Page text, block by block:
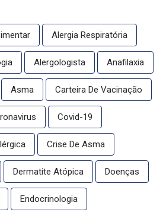
Alergia Respiratória
Alergologista Anafilaxia
Asma Carteira De Vacinação
Covid-19
Crise De Asma
Dermatite Atópica Doenças
Endocrinologia